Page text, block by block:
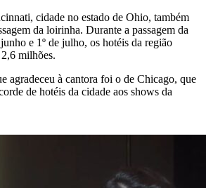
cidade no estado de Ohio, também
da loirinha. Durante a passagem da
e 1º de julho, os hotéis da região
milhões.
agradeceu à cantora foi o de Chicago, que
de hotéis da cidade aos shows da